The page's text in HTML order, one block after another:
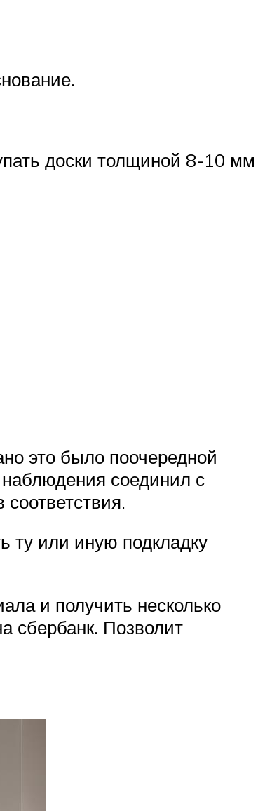
доски толщиной 8-10 мм
это было поочередной
соединил с
ту или иную подкладку
и получить несколько
сбербанк. Позволит